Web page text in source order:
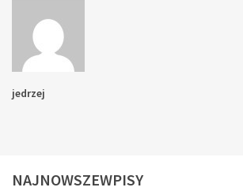
jedrzej
NAJNOWSZEWPISY